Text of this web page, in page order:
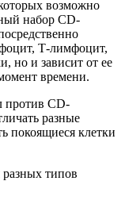
возможно
набор CD-
Т-лимфоцит,
но и зависит от ее
времени.
против CD-
разные
покоящиеся клетки
разных типов